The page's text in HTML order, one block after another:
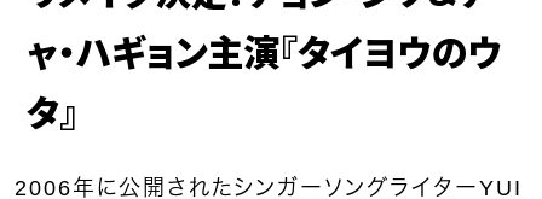
ャ・ハギョン主演『タイヨウのウ
タ』
2006年に公開されたシンガーソングライターYUI